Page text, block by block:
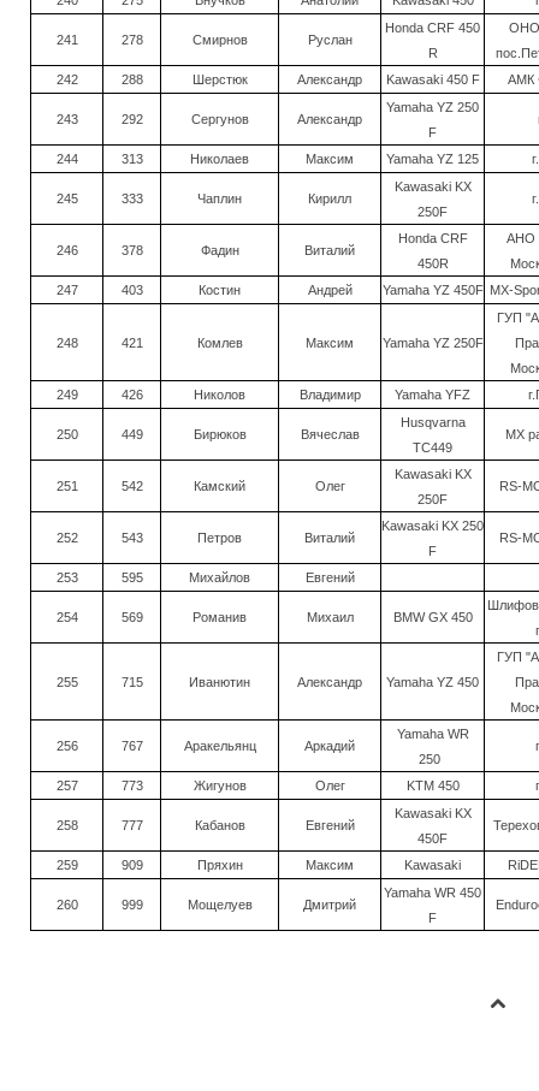
241 278 Смирнов Руслан
Honda CRF 450
R
ОНО
242
288 Шерстюк Александр Kawasaki 450 F АМК
243 292 Сергунов Александр
Yamaha YZ 250
F
244 313 Николаев Максим Yamaha YZ 125
245 333 Чаплин Кирилл
Kawasaki KX
250F
246 378 Фадин Виталий
Honda CRF
450R
АНО
247
403 Костин Андрей Yamaha YZ 450F MX-
248 421 Комлев Максим Yamaha YZ 250F
ГУП
249
426 Николов Владимир Yamaha YFZ
250 449 Бирюков Вячеслав
Husqvarna
TC449
MX
251 542 Камский Олег
Kawasaki KX
250F
RS-
252 543 Петров Виталий
Kawasaki KX 250
F
RS-
253 595 Михайлов Евгений
254 569 Романив Михаил BMW GX 450
255 715 Иванютин Александр Yamaha YZ 450
ГУП
256 767 Аракельянц Аркадий
Yamaha WR
250
257 773 Жигунов Олег KTM 450
258 777 Кабанов Евгений
Kawasaki KX
450F
259 909 Пряхин Максим Kawasaki
260 999 Мощелуев Дмитрий
Yamaha WR 450
F